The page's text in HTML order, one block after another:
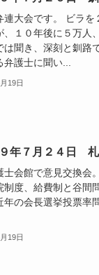
連大会です。 ビラ
、１０年後に５万人
は聞き、深刻と釧路
弁護士に聞い...
19日
９年７月２４日
士会館で意見交換会
制度、給費制と谷間
年の会長選挙投票率
19日